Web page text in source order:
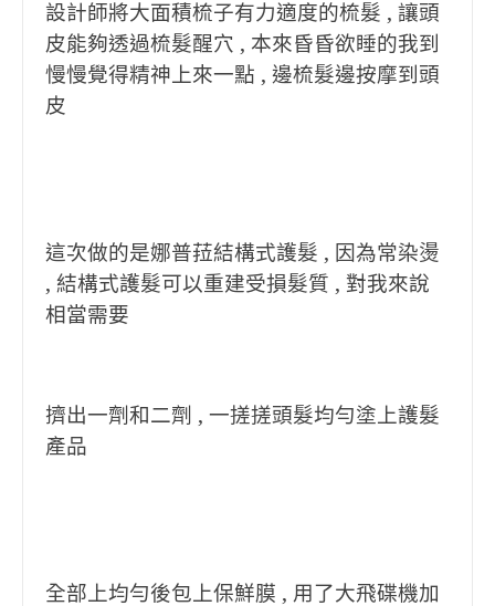
設計師將大面積梳子有力適度的梳髮 , 讓頭
皮能夠透過梳髮醒穴 , 本來昏昏欲睡的我到
慢慢覺得精神上來一點 , 邊梳髮邊按摩到頭
皮
這次做的是娜普菈結構式護髮 , 因為常染燙
, 結構式護髮可以重建受損髮質 , 對我來說
相當需要
擠出一劑和二劑 , 一搓搓頭髮均勻塗上護髮
產品
全部上均勻後包上保鮮膜 , 用了大飛碟機加